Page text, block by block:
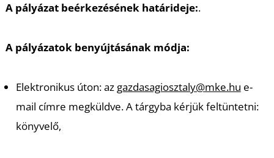
A pályázat beérkezésének határideje:.
A pályázatok benyújtásának módja:
Elektronikus úton: az gazdasagiosztaly@mke.hu e-
mail címre megküldve. A tárgyba kérjük feltüntetni:
könyvelő,